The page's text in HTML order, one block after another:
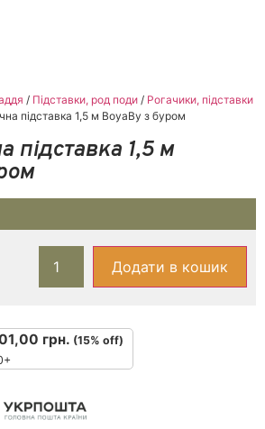
/ Підставки, род поди / Рогачики, підставки
підставка 1,5 м BoyaBy з буром
підставка 1,5 м
Додати в кошик
грн. (15% off)